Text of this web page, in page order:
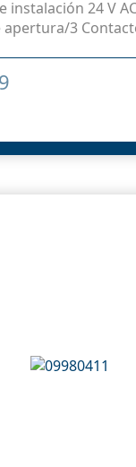
instalación 24 V
apertura/3